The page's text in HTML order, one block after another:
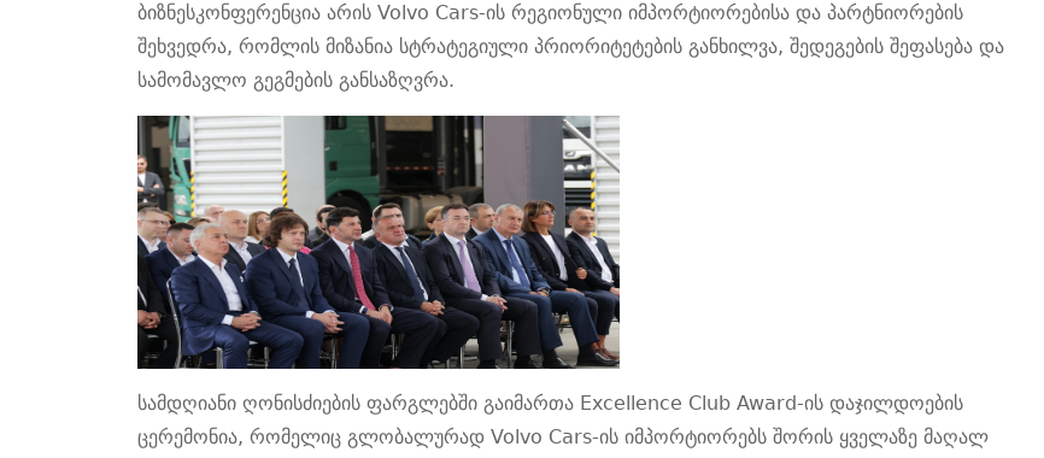
ბიზნესკონფერენცია არის Volvo Cars-ის რეგიონული იმპორტიორებისა და პარტნიორების
შეხვედრა, რომლის მიზანია სტრატეგიული პრიორიტეტების განხილვა, შედეგების შეფასება და
სამომავლო გეგმების განსაზღვრა.
სამდღიანი ღონისძიების ფარგლებში გაიმართა Excellence Club Award-ის დაჯილდოების
ცერემონია, რომელიც გლობალურად Volvo Cars-ის იმპორტიორებს შორის ყველაზე მაღალ